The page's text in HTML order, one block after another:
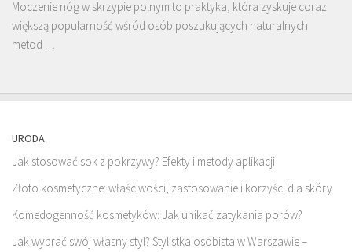
Moczenie nóg w skrzypie polnym to praktyka, która zyskuje coraz
większą popularność wśród osób poszukujących naturalnych
metod …
URODA
Jak stosować sok z pokrzywy? Efekty i metody aplikacji
Złoto kosmetyczne: właściwości, zastosowanie i korzyści dla skóry
Komedogenność kosmetyków: Jak unikać zatykania porów?
Jak wybrać swój własny styl? Stylistka osobista w Warszawie –